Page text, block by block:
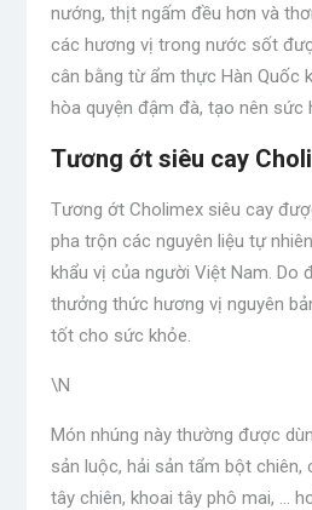
nướng, thịt ngấm đều hơn và
các hương vị trong nước sốt
cân bằng từ ẩm thực Hàn Quốc
hòa quyện đậm đà, tạo nên sức
Tương ớt siêu cay
Tương ớt Cholimex siêu cay
pha trộn các nguyên liệu tự
khẩu vị của người Việt Nam. Do
thưởng thức hương vị nguyên
tốt cho sức khỏe.
\N
Món nhúng này thường được
sản luộc, hải sản tẩm bột chiên,
tây chiên, khoai tây phô mai, …